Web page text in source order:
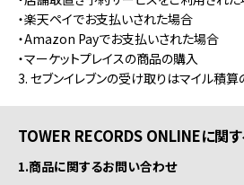
・楽天ペイでお支払いされた場合
・Amazon Payでお支払いされた場合
・マーケットプレイスの商品の購入
3. セブンイレブンの受け取りはマイル積算
TOWER RECORDS ONLINEに関
1.商品に関するお問い合わせ